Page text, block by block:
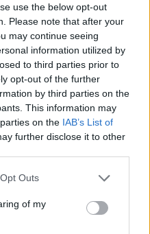
use the below opt-out
Please note that after your
may continue seeing
information utilized by
to third parties prior to
opt-out of the further
by third parties on the
This information may
on the IAB’s List of
further disclose it to other
uses one or more Google
You may click to
and its third-party tags to
Outs
of my
mégis nagyszerű
„Nagyon szép szemei
és egy „nagyon fontos
katolikus egyházon belüli
sajnálom, és mélyen
akiket a katolikus egyház
gondoskodnak róluk.”